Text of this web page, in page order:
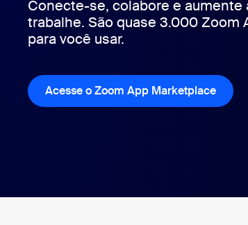
Conecte-se, colabore e
trabalhe. São quase 3.000
para você usar.
Acesse o Zoom App Marketplace